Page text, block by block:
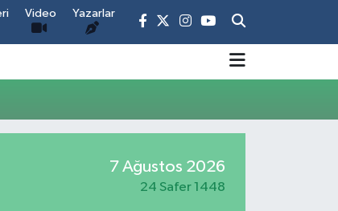
Video Yazarlar
7 Ağustos 2026
24 Safer 1448